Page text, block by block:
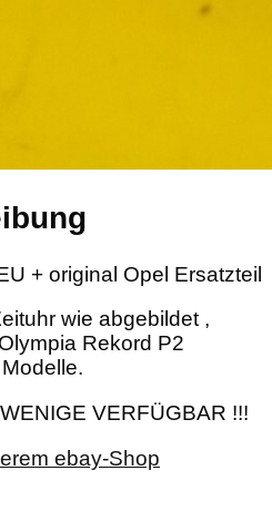
+ original Opel Ersatzteil
wie abgebildet ,
Rekord P2
VERFÜGBAR !!!
ebay-Shop